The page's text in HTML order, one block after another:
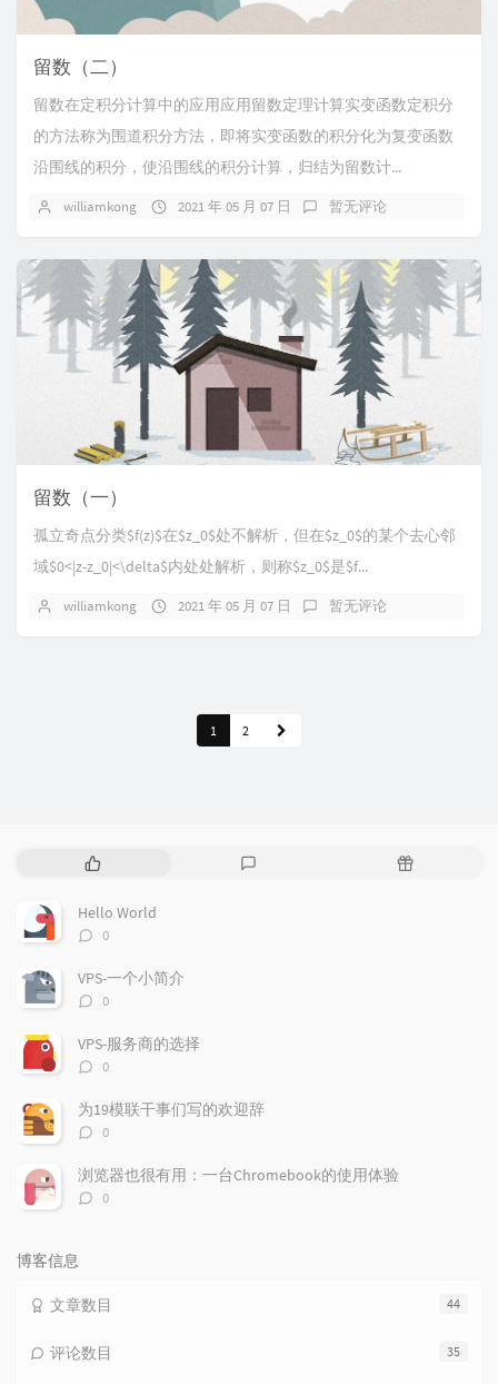
留数（二）
留数在定积分计算中的应用应用留数定理计算实变函数定积分
的方法称为围道积分方法，即将实变函数的积分化为复变函数
沿围线的积分，使沿围线的积分计算，归结为留数计...
williamkong 2021 年 05 月 07 日 暂无评论
留数（一）
孤立奇点分类$f(z)$在$z_0$处不解析，但在$z_0$的某个去心邻
域$0<|z-z_0|<\delta$内处处解析，则称$z_0$是$f...
williamkong 2021 年 05 月 07 日 暂无评论
1 2
热
文
章
随
Hello World
评
数：
0
VPS-一个小简介
评
数：
0
VPS-服务商的选择
评
数：
0
为19模联干事们写的欢迎辞
评
数：
0
浏览器也很有用：一台Chromebook的使用体验
评
0
博客信息
44
文章数目
35
评论数目